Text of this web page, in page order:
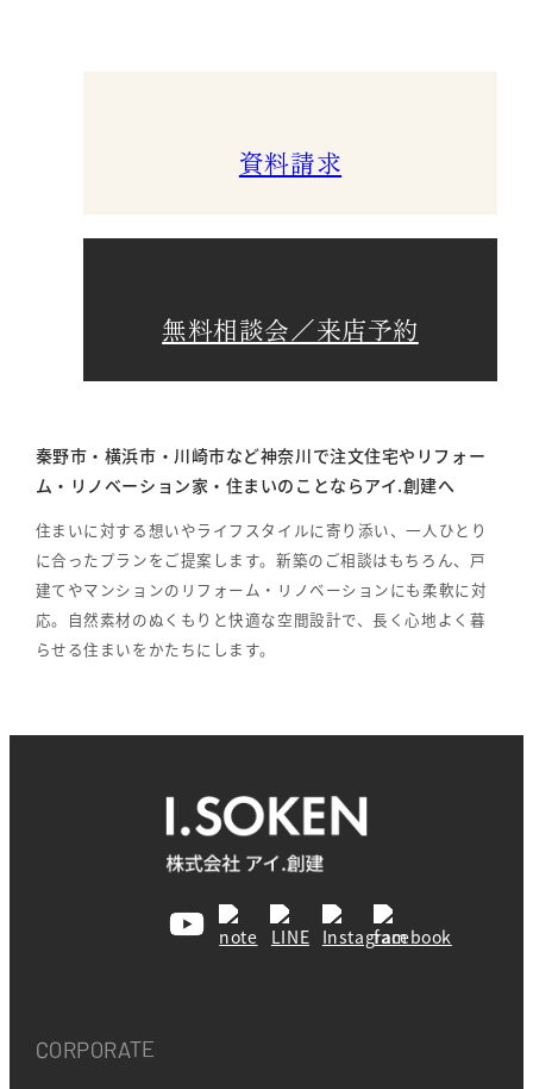
資料請求
無料相談会／来店予約
秦野市・横浜市・川崎市など神奈川で注文住宅やリフォー
ム・リノベーション家・住まいのことならアイ.創建へ
住まいに対する想いやライフスタイルに寄り添い、一人ひとり
に合ったプランをご提案します。新築のご相談はもちろん、戸
建てやマンションのリフォーム・リノベーションにも柔軟に対
応。自然素材のぬくもりと快適な空間設計で、長く心地よく暮
らせる住まいをかたちにします。
CORPORATE